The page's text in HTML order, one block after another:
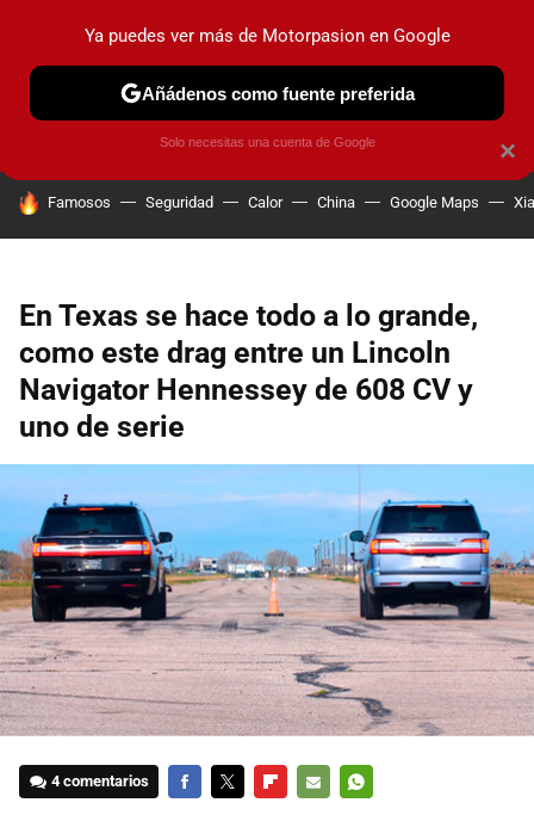
PRUEBAS COCHES ELÉCTRICOS OBSERVATORIO
HOY SE HABLA DE
Famosos Seguridad Calor China Google Maps
En Texas se hace todo a lo grande,
como este drag entre un Lincoln
Navigator Hennessey de 608 CV y
uno de serie
4 comentarios
×
Ya puedes ver más de Motorpasion en Google
Añádenos como fuente preferida
Solo necesitas una cuenta de Google